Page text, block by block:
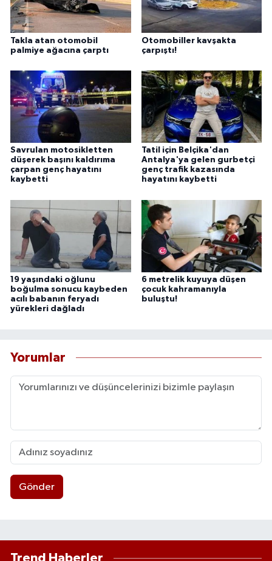
Takla atan otomobil
palmiye ağacına çarptı
Otomobiller kavşakta
çarpıştı!
Savrulan motosikletten
düşerek başını kaldırıma
çarpan genç hayatını
kaybetti
Tatil için Belçika'dan
Antalya'ya gelen gurbetçi
genç trafik kazasında
hayatını kaybetti
19 yaşındaki oğlunu
boğulma sonucu kaybeden
acılı babanın feryadı
yürekleri dağladı
6 metrelik kuyuya düşen
çocuk kahramanıyla
buluştu!
Yorumlar
Gönder
Trend Haberler